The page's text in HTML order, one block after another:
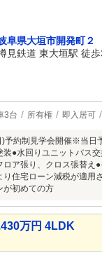
阜県大垣市開発町２
見鉄道 東大垣駅 徒
3台 所有権 即入居可
予約制見学会開催※当日
装●水回りユニットバス
ロア張り、クロス張替え
り住宅ローン減税が適用
が初めての方
万円 4LDK